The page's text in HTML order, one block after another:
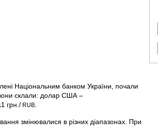
Національним банком України, почали
склали: долар США –
грн./ RUB
змінювалися в різних діапазонах. При